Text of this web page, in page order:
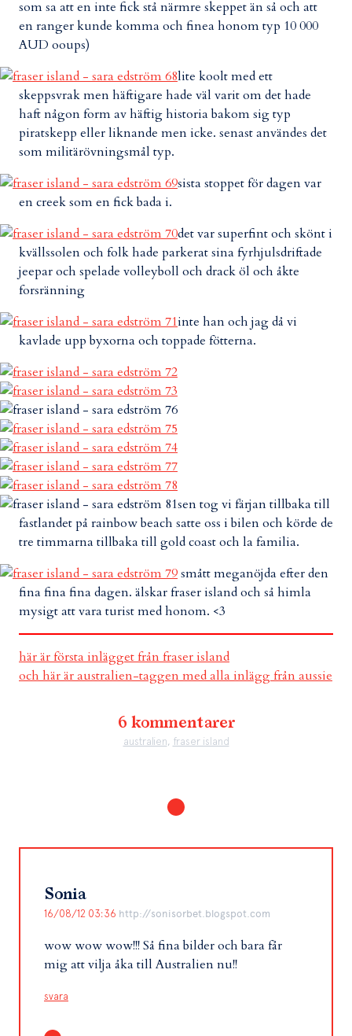
som sa att en inte fick stå närmre skeppet än så och att
en ranger kunde komma och finea honom typ 10 000
AUD ooups)
lite koolt med ett
skeppsvrak men häftigare hade väl varit om det hade
haft någon form av häftig historia bakom sig typ
piratskepp eller liknande men icke. senast användes det
som militärövningsmål typ.
sista stoppet för dagen var
en creek som en fick bada i.
det var superfint och skönt i
kvällssolen och folk hade parkerat sina fyrhjulsdriftade
jeepar och spelade volleyboll och drack öl och åkte
forsränning
inte han och jag då vi
kavlade upp byxorna och toppade fötterna.
sen tog vi färjan tillbaka till
fastlandet på rainbow beach satte oss i bilen och körde de
tre timmarna tillbaka till gold coast och la familia.
smått meganöjda efter den
fina fina fina dagen. älskar fraser island och så himla
mysigt att vara turist med honom. <3
här är första inlägget från fraser island
och här är australien-taggen med alla inlägg från aussie
6 kommentarer
australien, fraser island
Sonia
16/08/12 03:36 http://sonisorbet.blogspot.com
wow wow wow!!! Så fina bilder och bara får
mig att vilja åka till Australien nu!!
svara